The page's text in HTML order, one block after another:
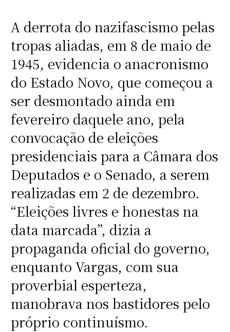
A derrota do nazifascismo pelas
tropas aliadas, em 8 de maio de
1945, evidencia o anacronismo
do Estado Novo, que começou a
ser desmontado ainda em
fevereiro daquele ano, pela
convocação de eleições
presidenciais para a Câmara dos
Deputados e o Senado, a serem
realizadas em 2 de dezembro.
“Eleições livres e honestas na
data marcada”, dizia a
propaganda oficial do governo,
enquanto Vargas, com sua
proverbial esperteza,
manobrava nos bastidores pelo
próprio continuísmo.